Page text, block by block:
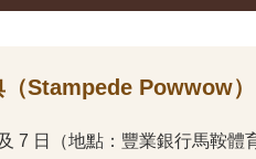
Stampede Powwow）
7 日（地點：豐業銀行馬鞍體